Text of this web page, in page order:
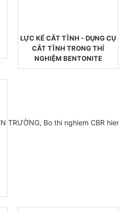
LỰC KẾ CẮT TĨNH - DỤNG CỤ
CẮT TĨNH TRONG THÍ
NGHIỆM BENTONITE